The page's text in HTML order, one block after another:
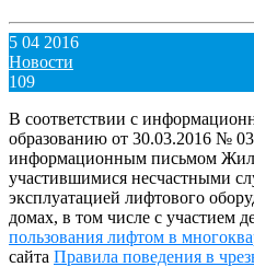
5 04 2016
Новости
109
В соответствии с
образованию от 30.03.2016 №
информационным письмом
участившимися несчастными
эксплуатацией лифтового
домах, в том числе с участием
пользования лифтом в
сайта Правила поведения в